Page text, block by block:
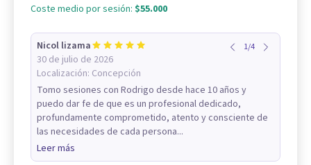
Coste medio por sesión: $55.000
Nicol lizama
30 de julio de 2026
Localización: Concepción
1/4
Tomo sesiones con Rodrigo desde hace 10 años y
puedo dar fe de que es un profesional dedicado,
profundamente comprometido, atento y consciente de
las necesidades de cada persona...
Leer más